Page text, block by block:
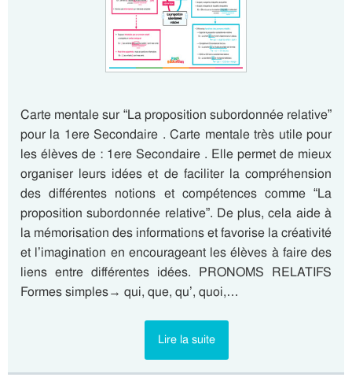
Carte mentale sur “La proposition subordonnée relative”
pour la 1ere Secondaire . Carte mentale très utile pour
les élèves de : 1ere Secondaire . Elle permet de mieux
organiser leurs idées et de faciliter la compréhension
des différentes notions et compétences comme “La
proposition subordonnée relative”. De plus, cela aide à
la mémorisation des informations et favorise la créativité
et l’imagination en encourageant les élèves à faire des
liens entre différentes idées. PRONOMS RELATIFS
Formes simples→ qui, que, qu’, quoi,…
Lire la suite